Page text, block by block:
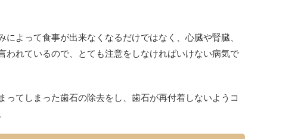
よって食事が出来なくなるだけではなく、心臓や腎臓、
われているので、とても注意をしなければいけない病気で
ってしまった歯石の除去をし、歯石が再付着しないようコ